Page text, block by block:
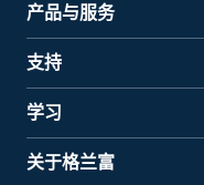
产品与服务
支持
学习
关于格兰富